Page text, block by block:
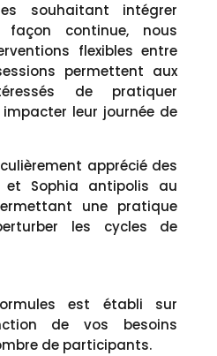
souhaitant intégrer
façon continue, nous
flexibles entre
permettent aux
de pratiquer
leur journée de
apprécié des
et Sophia antipolis au
une pratique
les cycles de
est établi sur
de vos besoins
de participants.